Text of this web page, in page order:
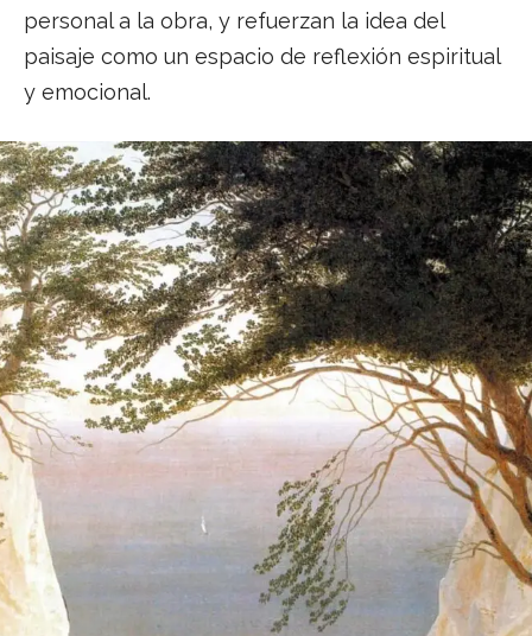
personal a la obra, y refuerzan la idea del
paisaje como un espacio de reflexión espiritual
y emocional.